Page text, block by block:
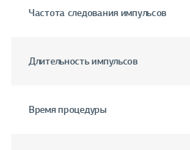
Частота следования импульсов
Длительность импульсов
Время процедуры